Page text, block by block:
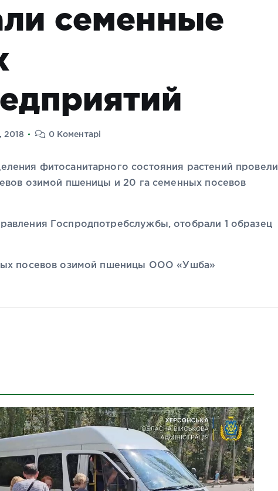
семенные
2018 0 Коментарі
фитосанитарного состояния растений провели
озимой пшеницы и 20 га семенных посевов
Госпродпотребслужбы, отобрали 1 образец
посевов озимой пшеницы ООО «Ушба»